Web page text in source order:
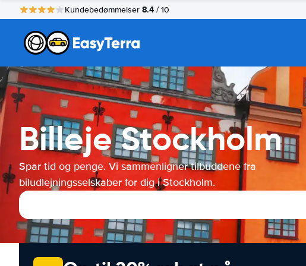
Kundebedømmelser 8.4 / 10
Billeje Stockholm
Spar tid og penge. Vi sammenligner tilbuddene fra
biludlejningsselskaber for dig i Stockholm.